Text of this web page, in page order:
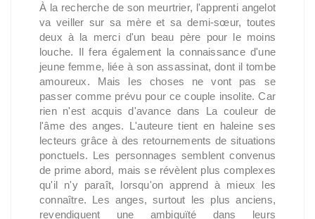
À la recherche de son meurtrier, l'apprenti angelot
va veiller sur sa mère et sa demi-sœur, toutes
deux à la merci d'un beau père pour le moins
louche. Il fera également la connaissance d'une
jeune femme, liée à son assassinat, dont il tombe
amoureux. Mais les choses ne vont pas se
passer comme prévu pour ce couple insolite. Car
rien n'est acquis d'avance dans La couleur de
l'âme des anges. L'auteure tient en haleine ses
lecteurs grâce à des retournements de situations
ponctuels. Les personnages semblent convenus
de prime abord, mais se révèlent plus complexes
qu'il n'y paraît, lorsqu'on apprend à mieux les
connaître. Les anges, surtout les plus anciens,
revendiquent une ambiguïté dans leurs